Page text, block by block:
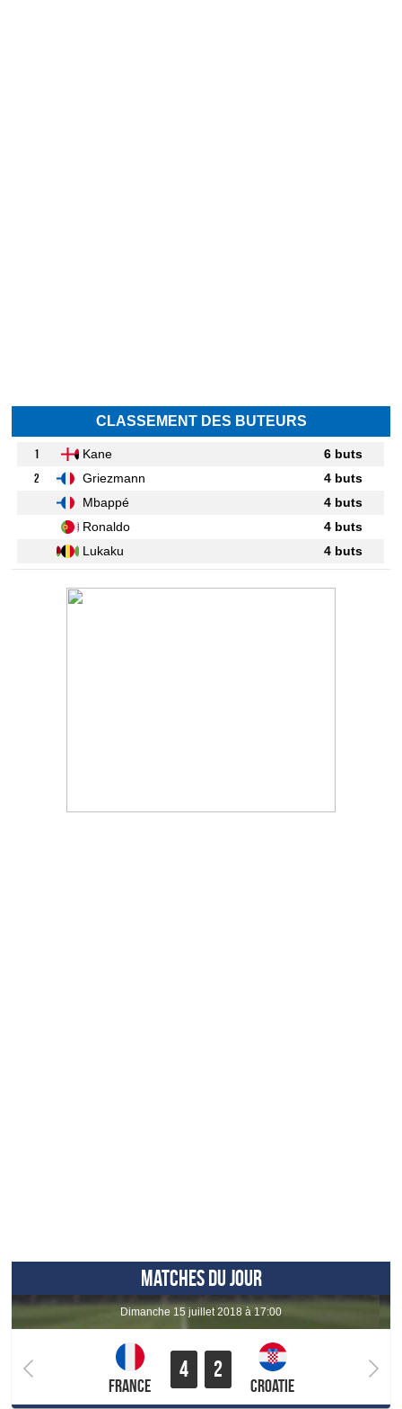
CLASSEMENT DES BUTEURS
1 Kane
6 buts
2
Griezmann
4 buts
Mbappé
4 buts
Ronaldo
4 buts
Lukaku
4 buts
MATCHES DU JOUR
dimanche 15 juillet 2018 à 17:00
France
4 2
Croatie